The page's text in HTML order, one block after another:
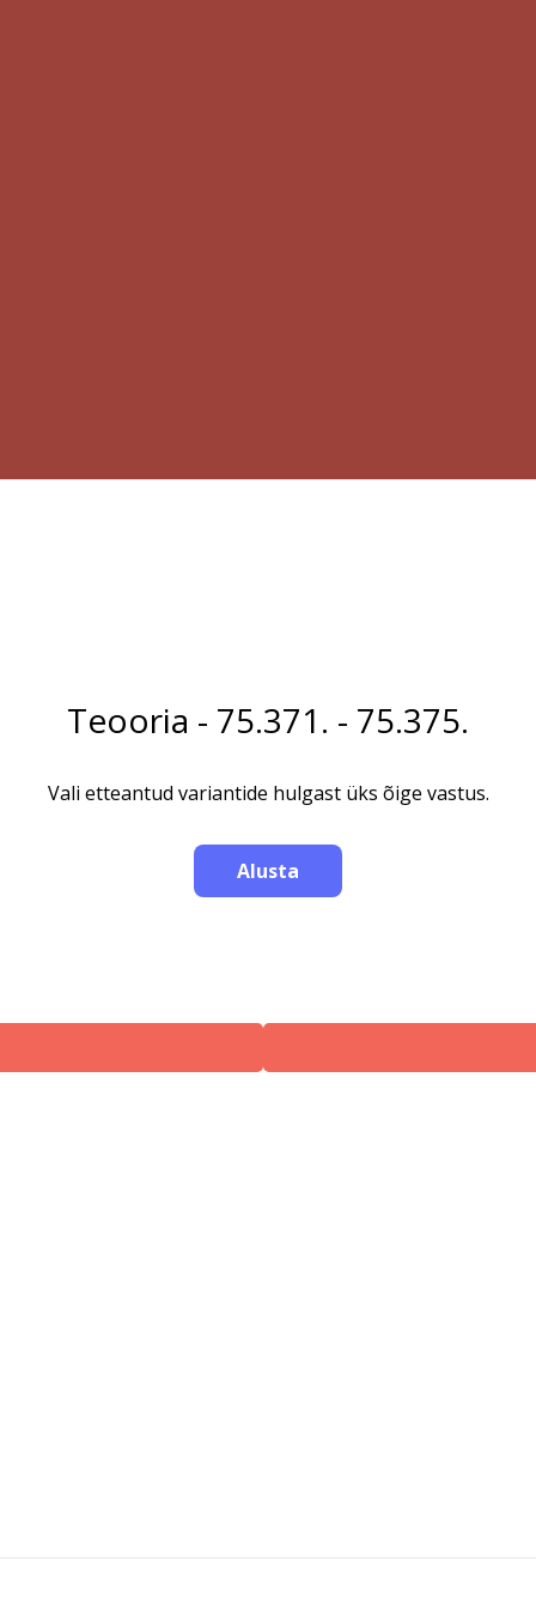
Teooria - 75.371. - 75.375.
Vali etteantud variantide hulgast üks õige vastus.